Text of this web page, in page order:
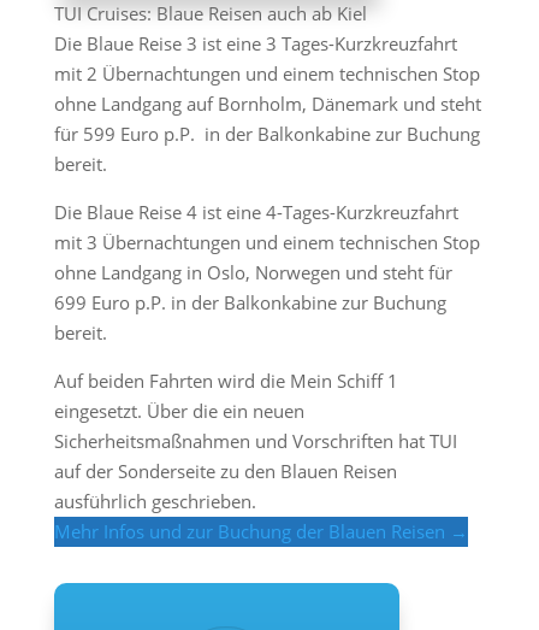
TUI Cruises: Blaue Reisen auch ab Kiel
Die Blaue Reise 3 ist eine 3 Tages-Kurzkreuzfahrt
mit 2 Übernachtungen und einem technischen Stop
ohne Landgang auf Bornholm, Dänemark und steht
für 599 Euro p.P. in der Balkonkabine zur Buchung
bereit.
Die Blaue Reise 4 ist eine 4-Tages-Kurzkreuzfahrt
mit 3 Übernachtungen und einem technischen Stop
ohne Landgang in Oslo, Norwegen und steht für
699 Euro p.P. in der Balkonkabine zur Buchung
bereit.
Auf beiden Fahrten wird die Mein Schiff 1
eingesetzt. Über die ein neuen
Sicherheitsmaßnahmen und Vorschriften hat TUI
auf der Sonderseite zu den Blauen Reisen
ausführlich geschrieben.
Mehr Infos und zur Buchung der Blauen Reisen →